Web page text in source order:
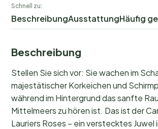
Schnell zu:
BeschreibungAusstattungHäufig
Beschreibung
Stellen Sie sich vor: Sie wachen im
majestätischer Korkeichen und
während im Hintergrund das sanfte
Mittelmeers zu hören ist. Das ist der
Lauriers Roses – ein verstecktes Juwel